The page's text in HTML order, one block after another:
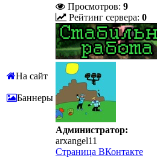
На сайт
Баннеры
Просмотров: 9
Рейтинг сервера: 0
Администратор:
arxangel11
Страница ВКонтакте